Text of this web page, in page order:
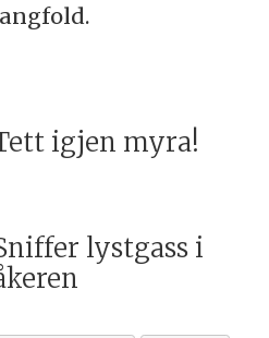
igjen myra!
lystgass i